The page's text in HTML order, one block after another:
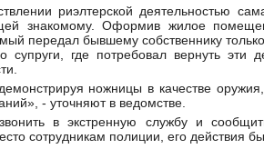
риэлтерской деятельностью
знакомому. Оформив жилое
передал бывшему собственнику
где потребовал вернуть эти
ножницы в качестве
- уточняют в ведомстве.
в экстренную службу и
сотрудникам полиции, его действия